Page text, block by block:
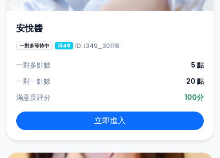
安悅醬
一對多等待中 i349 ID: i349_301116
一對多點數
5 點
一對一點數
20 點
滿意度評分
100分
立即進入